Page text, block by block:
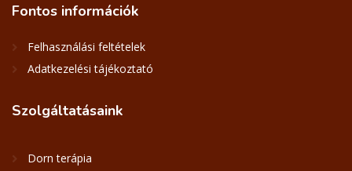
Fontos információk
Felhasználási feltételek
Adatkezelési tájékoztató
Szolgáltatásaink
Dorn terápia